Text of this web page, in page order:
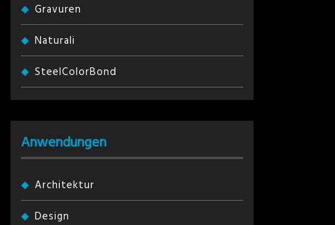
Gravuren
Naturali
SteelColorBond
Anwendungen
Architektur
Design